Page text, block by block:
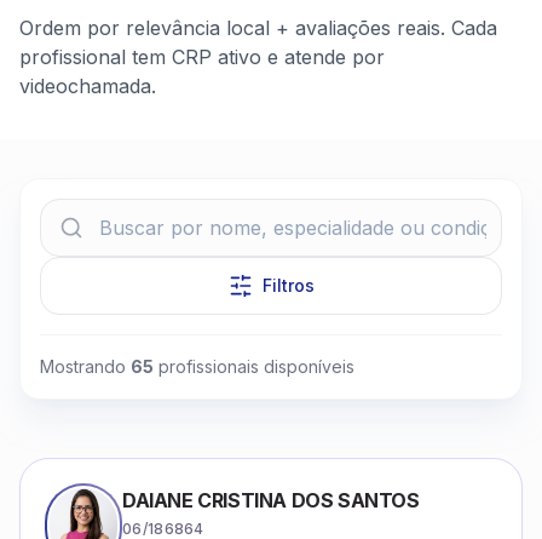
Ordem por relevância local + avaliações reais. Cada
profissional tem CRP ativo e atende por
videochamada.
Filtros
Mostrando 65 profissionais disponíveis
DAIANE CRISTINA DOS SANTOS
06/186864